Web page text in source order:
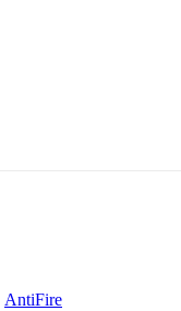
AntiFire